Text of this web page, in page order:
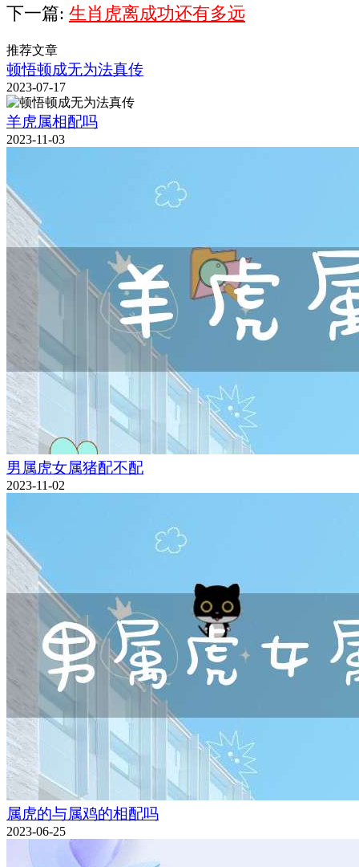
下一篇: 生肖虎离成功还有多远
推荐文章
顿悟顿成无为法真传
2023-07-17
羊虎属相配吗
2023-11-03
男属虎女属猪配不配
2023-11-02
属虎的与属鸡的相配吗
2023-06-25